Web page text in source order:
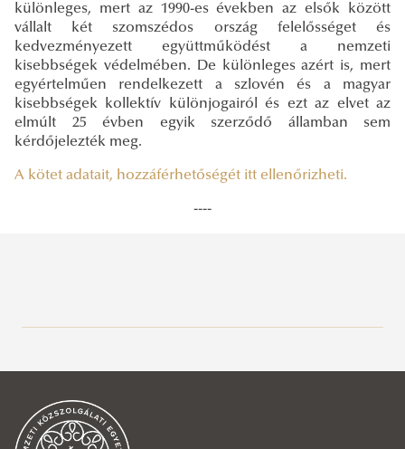
Aktuális
Hírek, események
2026
különleges, mert az 1990-es években az elsők között
vállalt két szomszédos ország felelősséget és
kedvezményezett együttműködést a nemzeti
kisebbségek védelmében. De különleges azért is, mert
egyértelműen rendelkezett a szlovén és a magyar
kisebbségek kollektív különjogairól és ezt az elvet az
elmúlt 25 évben egyik szerződő államban sem
kérdőjelezték meg.
A kötet adatait, hozzáférhetőségét itt ellenőrizheti.
----